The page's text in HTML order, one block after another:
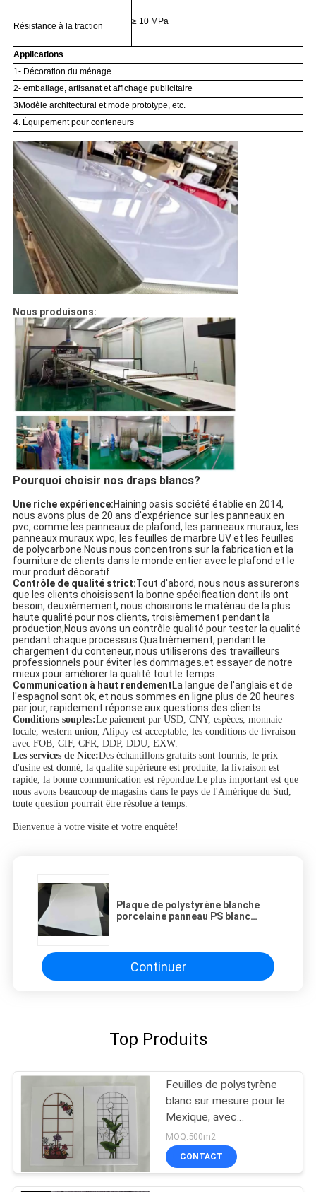
Résistance à la traction ≥ 10 MPa
Applications
1- Décoration du ménage
2- emballage, artisanat et affichage publicitaire
3Modèle architectural et mode prototype, etc.
4. Équipement pour conteneurs
Nous produisons:
Pourquoi choisir nos draps blancs?
Une riche expérience:Haining oasis société établie en 2014,
nous avons plus de 20 ans d'expérience sur les panneaux en
pvc, comme les panneaux de plafond, les panneaux muraux, les
panneaux muraux wpc, les feuilles de marbre UV et les feuilles
de polycarbone.Nous nous concentrons sur la fabrication et la
fourniture de clients dans le monde entier avec le plafond et le
mur produit décoratif.
Contrôle de qualité strict:Tout d'abord, nous nous assurerons
que les clients choisissent la bonne spécification dont ils ont
besoin, deuxièmement, nous choisirons le matériau de la plus
haute qualité pour nos clients, troisièmement pendant la
production,Nous avons un contrôle qualité pour tester la qualité
pendant chaque processus.Quatrièmement, pendant le
chargement du conteneur, nous utiliserons des travailleurs
professionnels pour éviter les dommages.et essayer de notre
mieux pour améliorer la qualité tout le temps.
Communication à haut rendementLa langue de l'anglais et de
l'espagnol sont ok, et nous sommes en ligne plus de 20 heures
par jour, rapidement réponse aux questions des clients.
Conditions souples:Le paiement par USD, CNY, espèces, monnaie
locale, western union, Alipay est acceptable, les conditions de livraison
avec FOB, CIF, CFR, DDP, DDU, EXW.
Les services de Nice:Des échantillons gratuits sont fournis; le prix
d'usine est donné, la qualité supérieure est produite, la livraison est
rapide, la bonne communication est répondue.Le plus important est que
nous avons beaucoup de magasins dans le pays de l'Amérique du Sud,
toute question pourrait être résolue à temps.
Bienvenue à votre visite et votre enquête!
Plaque de polystyrène blanche
porcelaine panneau PS blanc
Continuer
Top Produits
Feuilles de polystyrène
blanc sur mesure pour le
Mexique, avec
impression Decorada
Lámina De Poliestireno
Color, utilisées dans
MOQ:500m2
CONTACT